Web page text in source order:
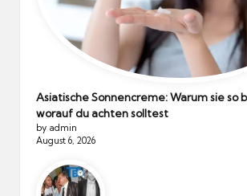
Asiatische Sonnencreme: Warum sie so
worauf du achten solltest
by admin
August 6, 2026